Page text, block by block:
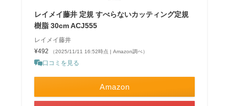
レイメイ藤井 定規 すべらないカッティング定規
樹脂 30cm ACJ555
レイメイ藤井
¥492
（2025/11/11 16:52時点 | Amazon調べ）
口コミを見る
Amazon